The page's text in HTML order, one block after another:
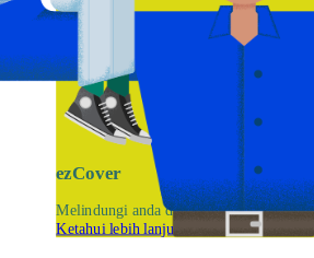
ezCover
Melindungi anda dan keluarga anda
Ketahui lebih lanjut